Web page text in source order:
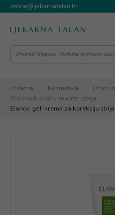
online@ljekarnatalan.hr
Početna Kozmetika
Proizvodi protiv celulita i strija
Elancyl gel-krema za korekciju strija